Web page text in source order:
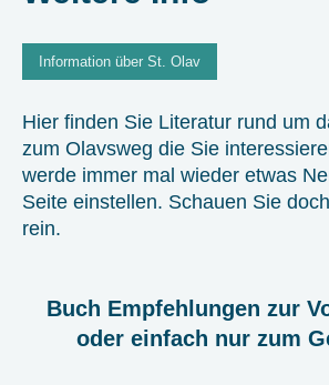
Information über St. Olav
Hier finden Sie Literatur rund um
zum Olavsweg die Sie
werde immer mal wieder etwas
Seite einstellen. Schauen Sie
rein.
Buch Empfehlungen zur
oder einfach nur zum